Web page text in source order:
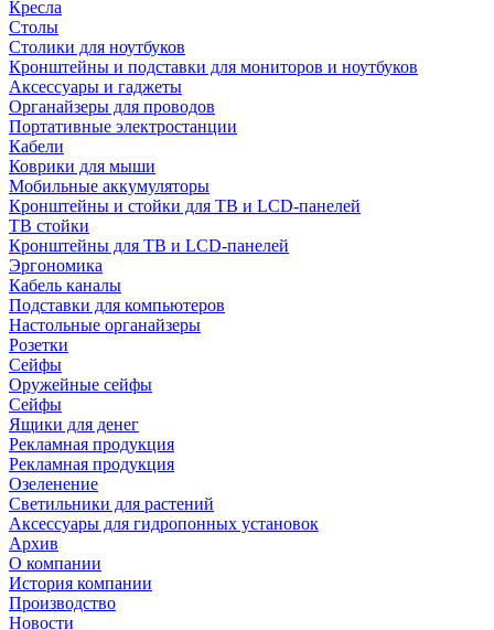
Кресла
Столы
Столики для ноутбуков
Кронштейны и подставки для мониторов и ноутбуков
Аксессуары и гаджеты
Органайзеры для проводов
Портативные электростанции
Кабели
Коврики для мыши
Мобильные аккумуляторы
Кронштейны и стойки для ТВ и LCD-панелей
ТВ стойки
Кронштейны для ТВ и LCD-панелей
Эргономика
Кабель каналы
Подставки для компьютеров
Настольные органайзеры
Розетки
Сейфы
Оружейные сейфы
Сейфы
Ящики для денег
Рекламная продукция
Рекламная продукция
Озеленение
Светильники для растений
Аксессуары для гидропонных установок
Архив
О компании
История компании
Производство
Новости